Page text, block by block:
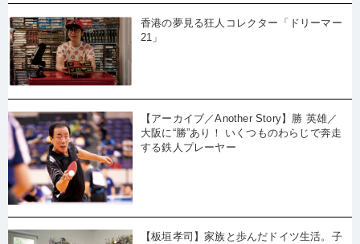
香港の夢見る狂人コレクター「ドリーマー
21」
【アーカイブ／Another Story】勝 英雄／
大阪に“勝”あり！ いくつものわらじで奔走
する鉄人プレーヤー
【板垣孝司】家族と歩んだドイツ生活。子